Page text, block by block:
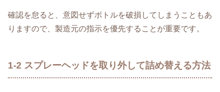
確認を怠ると、意図せずボトルを破損してしまうこともあ
りますので、製造元の指示を優先することが重要です。
1-2 スプレーヘッドを取り外して詰め替える方法